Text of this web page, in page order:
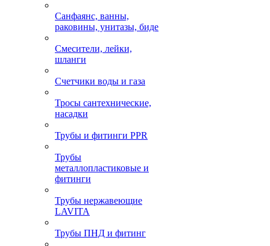
Санфаянс, ванны,
раковины, унитазы, биде
Смесители, лейки,
шланги
Счетчики воды и газа
Тросы сантехнические,
насадки
Трубы и фитинги PPR
Трубы
металлопластиковые и
фитинги
Трубы нержавеющие
LAVITA
Трубы ПНД и фитинг